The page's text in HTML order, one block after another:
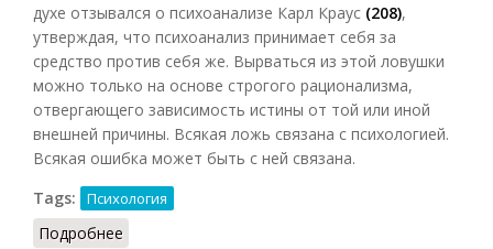
духе отзывался о психоанализе Карл Краус (208),
утверждая, что психоанализ принимает себя за
средство против себя же. Вырваться из этой ловушки
можно только на основе строгого рационализма,
отвергающего зависимость истины от той или иной
внешней причины. Всякая ложь связана с психологией.
Всякая ошибка может быть с ней связана.
Tags:
Психология
Подробнее